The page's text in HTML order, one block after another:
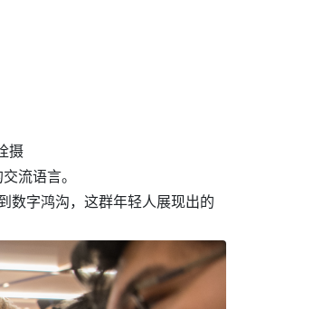
摄
流语言。
数字鸿沟，这群年轻人展现出的